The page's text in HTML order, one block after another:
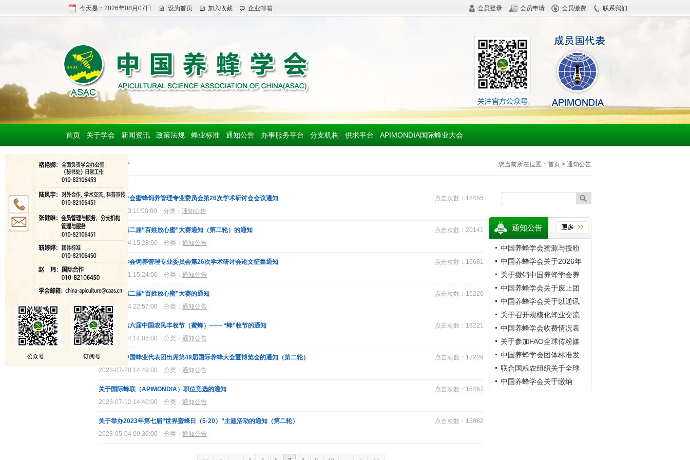
今天是：2026年08月07日 设为首页 加入收藏 企业邮箱 会员登录 会员申请 会员缴费 联系我们
首页 关于学会 新闻资讯 政策法规 蜂业标准 通知公告 办事服务平台 分支机构 供求平台 APIMONDIA国际蜂业大会
通知公告 您当前所在位置： 首页 > 通知公告
中国养蜂学会蜜蜂饲养管理专业委员会第26次学术研讨会会议通知
点击次数：18455
2023-10-13 11:08:00
分类： 通知公告
关于举办第二届“百姓放心蜜”大赛通知（第二轮）的通知
点击次数：20141
2023-09-04 15:28:00
分类： 通知公告
中国养蜂学会饲养管理专业委员会第26次学术研讨会论文征集通知
点击次数：16681
2023-09-01 15:24:00
分类： 通知公告
关于举办第二届“百姓放心蜜”大赛的通知
点击次数：15220
2023-09-04 22:57:00
分类： 通知公告
关于举办第六届中国农民丰收节（蜜蜂）—— “蜂”收节的通知
点击次数：18221
2023-08-24 14:05:00
分类： 通知公告
关于组织中国蜂业代表团出席第48届国际养蜂大会暨博览会的通知（第二轮）
点击次数：17229
2023-07-20 14:49:00
分类： 通知公告
关于国际蜂联（APIMONDIA）职位竞选的通知
点击次数：16467
2023-07-12 14:40:00
分类： 通知公告
关于举办2023年第七届“世界蜜蜂日（5·20）”主题活动的通知（第二轮）
点击次数：16882
2023-05-04 09:36:00
分类： 通知公告
通知公告
中国养蜂学会蜜源与授粉
专业委员会第20次蜜蜂授
粉学术交流会暨向日葵授
粉现场观摩会通知 （第二
轮）
中国养蜂学会关于2026年
学术年会的预通知
关于撤销中国养蜂学会养
蜂者专业委员会的公告
中国养蜂学会关于废止团
体标准《成熟蜂蜜》的公
告
中国养蜂学会关于以通讯
方式召开第九届第四次理
事会的通知
关于召开规模化蜂业交流
观摩会的通知
中国养蜂学会收费情况表
关于参加FAO全球传粉媒
介平台研讨会的通知
中国养蜂学会团体标准发
布公告
联合国粮农组织关于全球
传粉媒介平台研讨会的通
中国养蜂学会关于缴纳